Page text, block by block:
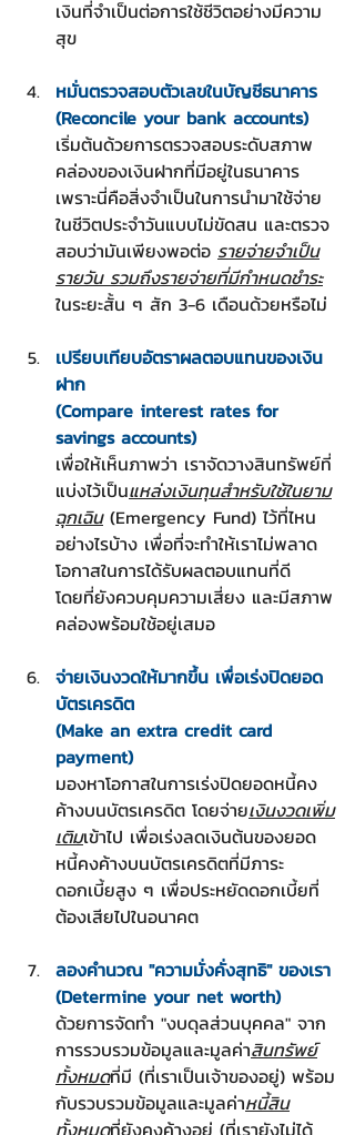
เงินที่จำเป็นต่อการใช้ชีวิตอย่างมีความ
สุข
หมั่นตรวจสอบตัวเลขในบัญชีธนาคาร
(Reconcile your bank accounts)
เริ่มต้นด้วยการตรวจสอบระดับสภาพ
คล่องของเงินฝากที่มีอยู่ในธนาคาร
เพราะนี่คือสิ่งจำเป็นในการนำมาใช้จ่าย
ในชีวิตประจำวันแบบไม่ขัดสน และตรวจ
สอบว่ามันเพียงพอต่อ รายจ่ายจำเป็น
รายวัน รวมถึงรายจ่ายที่มีกำหนดชำระ
ในระยะสั้น ๆ สัก 3-6 เดือนด้วยหรือไม่
เปรียบเทียบอัตราผลตอบแทนของเงิน
ฝาก
(Compare interest rates for
savings accounts)
เพื่อให้เห็นภาพว่า เราจัดวางสินทรัพย์ที่
แบ่งไว้เป็นแหล่งเงินทุนสำหรับใช้ในยาม
ฉุกเฉิน (Emergency Fund) ไว้ที่ไหน
อย่างไรบ้าง เพื่อที่จะทำให้เราไม่พลาด
โอกาสในการได้รับผลตอบแทนที่ดี
โดยที่ยังควบคุมความเสี่ยง และมีสภาพ
คล่องพร้อมใช้อยู่เสมอ
จ่ายเงินงวดให้มากขึ้น เพื่อเร่งปิดยอด
บัตรเครดิต
(Make an extra credit card
payment)
มองหาโอกาสในการเร่งปิดยอดหนี้คง
ค้างบนบัตรเครดิต โดยจ่ายเงินงวดเพิ่ม
เติมเข้าไป เพื่อเร่งลดเงินต้นของยอด
หนี้คงค้างบนบัตรเครดิตที่มีภาระ
ดอกเบี้ยสูง ๆ เพื่อประหยัดดอกเบี้ยที่
ต้องเสียไปในอนาคต
ลองคำนวณ "ความมั่งคั่งสุทธิ" ของเรา
(Determine your net worth)
ด้วยการจัดทำ "งบดุลส่วนบุคคล" จาก
การรวบรวมข้อมูลและมูลค่าสินทรัพย์
ทั้งหมดที่มี (ที่เราเป็นเจ้าของอยู่) พร้อม
กับรวบรวมข้อมูลและมูลค่าหนี้สิน
ทั้งหมดที่ยังคงค้างอยู่ (ที่เรายังไม่ได้